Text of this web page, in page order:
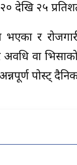
देखि २५
भएका र
अवधि वा
पोस्ट्